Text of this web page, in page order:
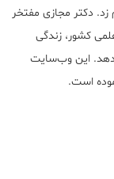
دکتر مجازی مفتخر
کشور، زندگی
این وب‌سایت